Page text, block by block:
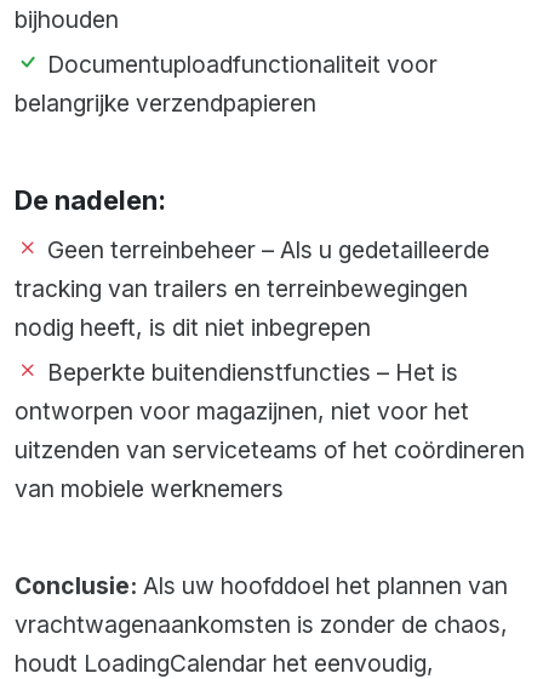
bijhouden
Documentuploadfunctionaliteit voor
belangrijke verzendpapieren
De nadelen:
Geen terreinbeheer – Als u gedetailleerde
tracking van trailers en terreinbewegingen
nodig heeft, is dit niet inbegrepen
Beperkte buitendienstfuncties – Het is
ontworpen voor magazijnen, niet voor het
uitzenden van serviceteams of het coördineren
van mobiele werknemers
Conclusie: Als uw hoofddoel het plannen van
vrachtwagenaankomsten is zonder de chaos,
houdt LoadingCalendar het eenvoudig,